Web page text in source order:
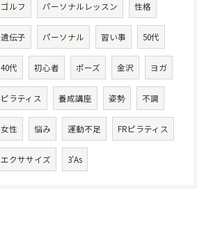
ゴルフ パーソナルレッスン 性格
遺伝子 パーソナル 習い事 50代
40代 初心者 ポーズ 金沢 ヨガ
ピラティス 養成講座 姿勢 不調
女性 悩み 運動不足 FRピラティス
エクササイズ 3'As